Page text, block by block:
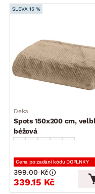
SLEVA 15 %
Deka
Spots 150x200 cm,
béžová
Cena po zadání kódu DOPLNKY
339.15 Kč
399.00 Kč